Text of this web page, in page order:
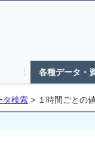
各種データ・
タ検索 > １時間ごとの